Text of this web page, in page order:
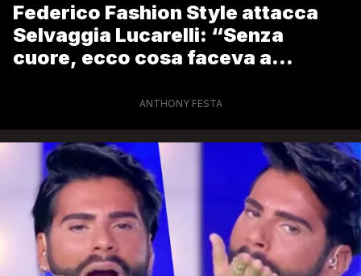
Federico Fashion Style attacca
Selvaggia Lucarelli: “Senza
cuore, ecco cosa faceva a
ANTHONY FESTA